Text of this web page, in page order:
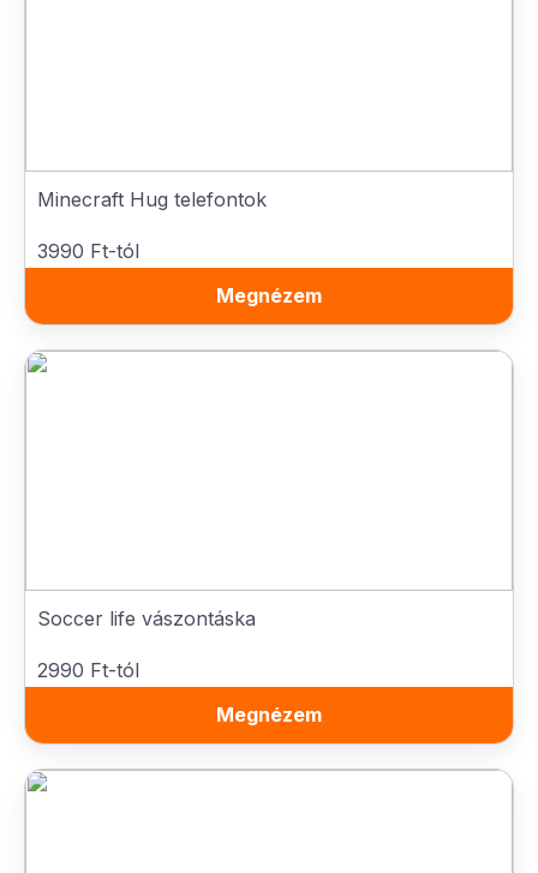
Minecraft Hug telefontok
3990 Ft-tól
Megnézem
Soccer life vászontáska
2990 Ft-tól
Megnézem